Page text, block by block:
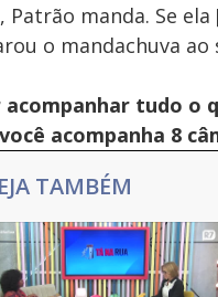
Patrão manda. Se
o mandachuva ao
acompanhar tudo o
acompanha 8
TAMBÉM